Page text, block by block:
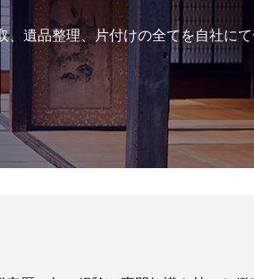
遺品整理、片付けの全てを自社に